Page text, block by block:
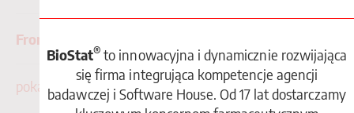
Front-end Developer
pokaż więcej
BioStat® to innowacyjna i dynamicznie rozwijająca
się firma integrująca kompetencje agencji
badawczej i Software House. Od 17 lat dostarczamy